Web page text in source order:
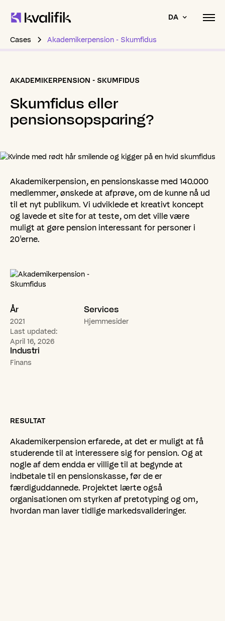
DA
Cases Akademikerpension - Skumfidus
AKADEMIKERPENSION - SKUMFIDUS
Skumfidus eller
pensionsopsparing?
År
2021
Last updated:
April 16, 2026
Industri
Finans
Services
Hjemmesider
Akademikerpension, en pensionskasse med 140.000
medlemmer, ønskede at afprøve, om de kunne nå ud
til et nyt publikum. Vi udviklede et kreativt koncept
og lavede et site for at teste, om det ville være
muligt at gøre pension interessant for personer i
20'erne.
RESULTAT
Akademikerpension erfarede, at det er muligt at få
studerende til at interessere sig for pension. Og at
nogle af dem endda er villige til at begynde at
indbetale til en pensionskasse, før de er
færdiguddannede. Projektet lærte også
organisationen om styrken af pretotyping og om,
hvordan man laver tidlige markedsvalideringer.